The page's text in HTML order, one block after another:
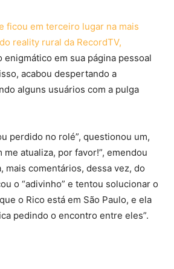
ficou em terceiro lugar na mais
reality rural da RecordTV,
enigmático em sua página pessoal
acabou despertando a
alguns usuários com a pulga
perdido no rolé”, questionou um,
me atualiza, por favor!”, emendou
mais comentários, dessa vez, do
o “adivinho” e tentou solucionar o
o Rico está em São Paulo, e ela
pedindo o encontro entre eles”.